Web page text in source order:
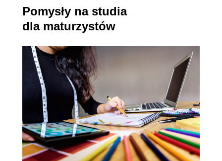
Pomysły na studia
dla maturzystów